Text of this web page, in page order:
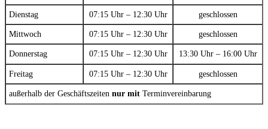
Dienstag 07:15 Uhr – 12:30 Uhr geschlossen
Mittwoch 07:15 Uhr – 12:30 Uhr geschlossen
Donnerstag 07:15 Uhr – 12:30 Uhr 13:30 Uhr – 16:00 Uhr
Freitag 07:15 Uhr – 12:30 Uhr geschlossen
außerhalb der Geschäftszeiten nur mit Terminvereinbarung